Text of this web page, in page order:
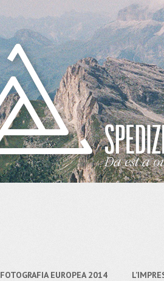
FOTOGRAFIA EUROPEA 2014